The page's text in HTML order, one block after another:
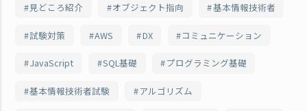
見どころ紹介 オブジェクト指向 基本情報技術者
試験対策 AWS DX コミュニケーション
JavaScript SQL基礎 プログラミング基礎
基本情報技術者試験 アルゴリズム